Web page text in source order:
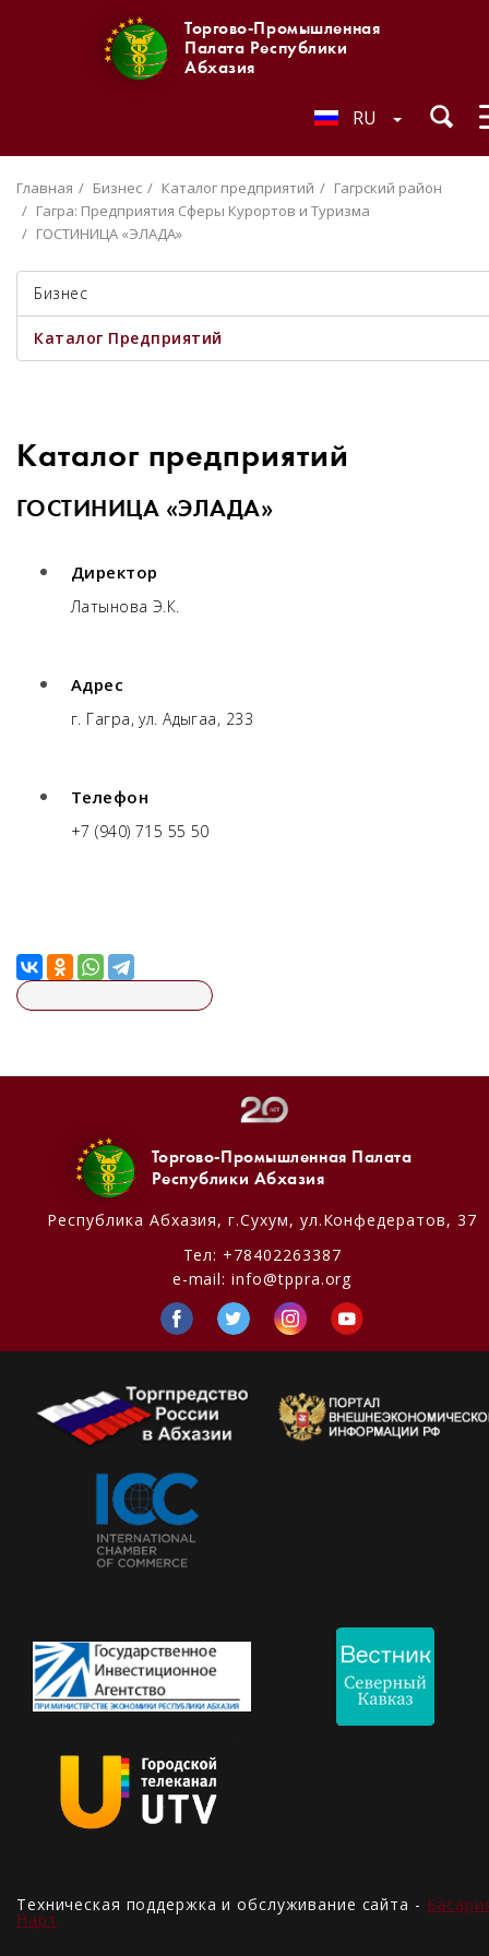
Торгово-Промышленная
Палата Республики
Абхазия
RU
Главная Бизнес Каталог предприятий
Гагрский район
Гагра: Предприятия Сферы Курортов и Туризма
ГОСТИНИЦА «ЭЛАДА»
Бизнес
Каталог Предприятий
Каталог предприятий
ГОСТИНИЦА «ЭЛАДА»
Директор
Латынова Э.К.
Адрес
г. Гагра, ул. Адыгаа, 233
Телефон
+7 (940) 715 55 50
Торгово-Промышленная Палата
Республики Абхазия
Республика Абхазия, г.Сухум, ул.Конфедератов, 37
Тел: +78402263387
e-mail:info@tppra.org
Техническая поддержка и обслуживание сайта -
Нарт